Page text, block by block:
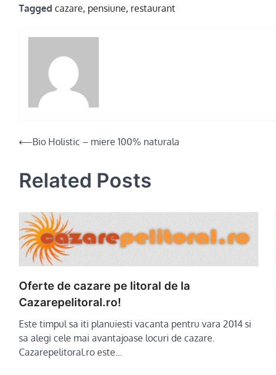
Tagged cazare, pensiune, restaurant
Post
⟵Bio Holistic – miere 100% naturala
Related Posts
Oferte de cazare pe litoral de la
Cazarepelitoral.ro!
Este timpul sa iti planuiesti vacanta pentru vara 2014 si
sa alegi cele mai avantajoase locuri de cazare.
Cazarepelitoral.ro este…